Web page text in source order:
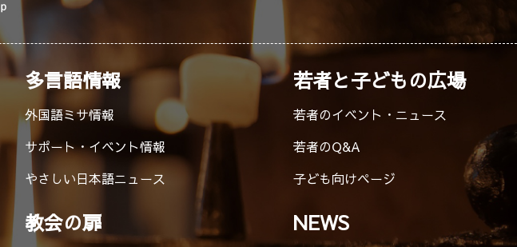
多言語情報
外国語ミサ情報
サポート・イベント情報
やさしい日本語ニュース
教会の扉
若者と子どもの広場
若者のイベント・ニュース
若者のQ&A
子ども向けページ
NEWS